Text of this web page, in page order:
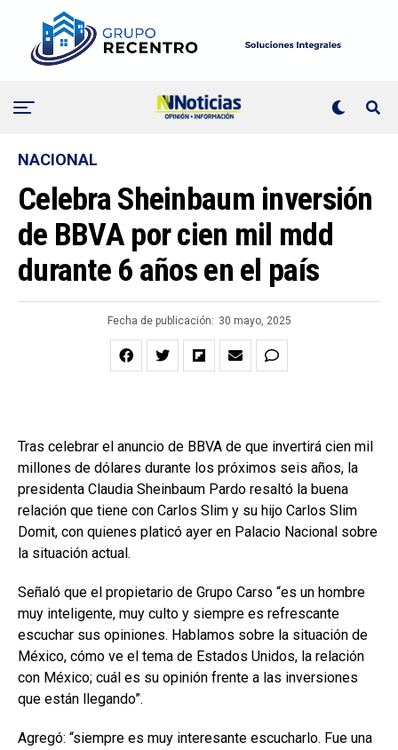
NACIONAL
Celebra Sheinbaum inversión
de BBVA por cien mil mdd
durante 6 años en el país
Fecha de publicación: 30 mayo, 2025
Tras celebrar el anuncio de BBVA de que invertirá cien mil
millones de dólares durante los próximos seis años, la
presidenta Claudia Sheinbaum Pardo resaltó la buena
relación que tiene con Carlos Slim y su hijo Carlos Slim
Domit, con quienes platicó ayer en Palacio Nacional sobre
la situación actual.
Señaló que el propietario de Grupo Carso “es un hombre
muy inteligente, muy culto y siempre es refrescante
escuchar sus opiniones. Hablamos sobre la situación de
México, cómo ve el tema de Estados Unidos, la relación
con México; cuál es su opinión frente a las inversiones
que están llegando”.
Agregó: “siempre es muy interesante escucharlo. Fue una